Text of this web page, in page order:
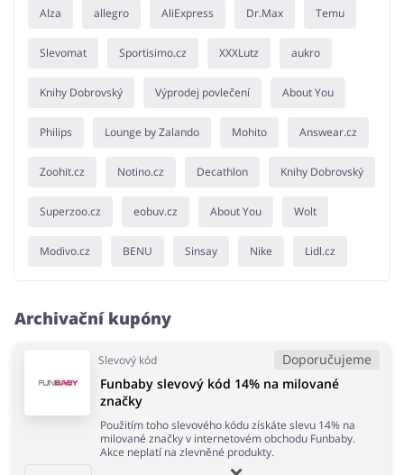
Alza allegro AliExpress Dr.Max Temu
Slevomat Sportisimo.cz XXXLutz aukro
Knihy Dobrovský Výprodej povlečení About You
Philips Lounge by Zalando Mohito Answear.cz
Zoohit.cz Notino.cz Decathlon Knihy Dobrovský
Superzoo.cz eobuv.cz About You Wolt
Modivo.cz BENU Sinsay Nike Lidl.cz
Archivační kupóny
Slevový kód Doporučujeme
Funbaby slevový kód 14% na milované
značky
Použitím toho slevového kódu získáte slevu 14% na
milované značky v internetovém obchodu Funbaby.
Akce neplatí na zlevněné produkty.